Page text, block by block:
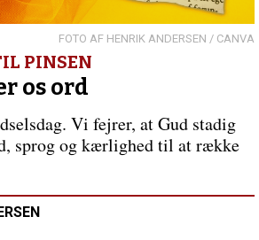
HENRIK ANDERSEN / CANVA
PINSEN
os ord
Vi fejrer, at Gud stadig
sprog og kærlighed til at række